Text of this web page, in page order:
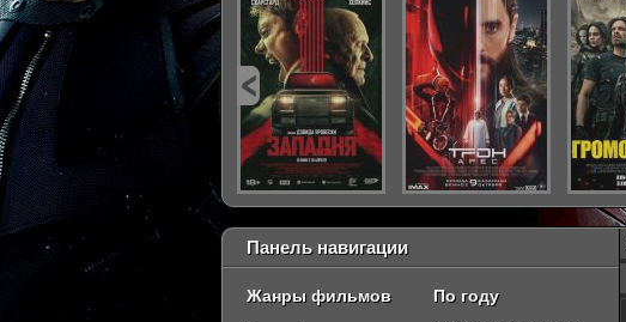
Панель навигации
Жанры фильмов По году